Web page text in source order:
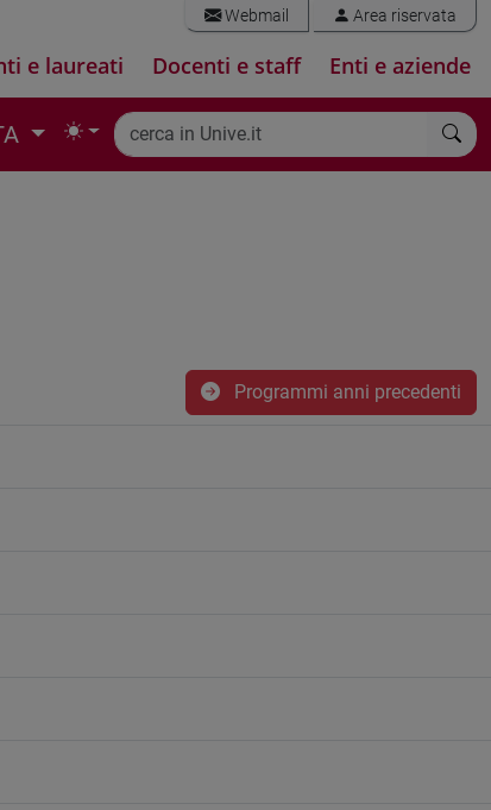
Webmail Area riservata
e laureati Docenti e staff Enti e aziende
Programmi anni precedenti